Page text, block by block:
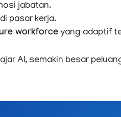
jabatan.
pasar kerja.
workforce yang adaptif
AI, semakin besar